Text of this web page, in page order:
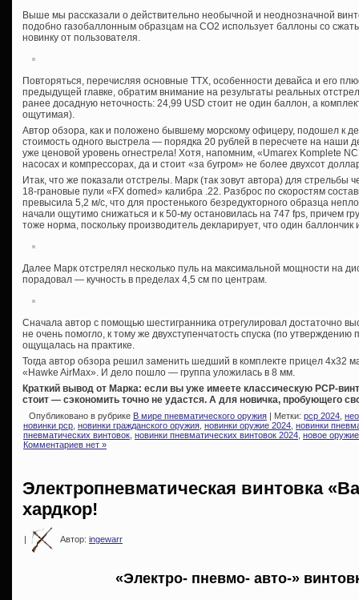
Выше мы рассказали о действительно необычной и неоднозначной
подобно газобаллонным образцам на СО2 использует баллоны со
новинку от пользователя.
Повторяться, перечисляя основные ТТХ, особенности девайса и его
предыдущей главке, обратим внимание на результаты реальных
ранее досадную неточность: 24,99 USD стоит не один баллон, а
ощутимая).
Автор обзора, как и положено бывшему морскому офицеру, подошел к
стоимость одного выстрела — порядка 20 рублей в пересчете на наши
уже ценовой уровень огнестрела! Хотя, напомним, «Umarex Komplete
насосах и компрессорах, да и стоит «за бугром» не более двухсот
Итак, что же показали отстрелы. Марк (так зовут автора) для стрельбы
18-грановые пули «FX domed» калибра .22. Разброс по скоростям
превысила 5,2 м/с, что для простенького безредукторного образца
начали ощутимо снижаться и к 50-му остановилась на 747 fps, причем
тоже норма, поскольку производитель декларирует, что один
Далее Марк отстрелял несколько пуль на максимальной мощности на
порадовал — кучность в пределах 4,5 см по центрам.
Сначала автор с помощью шестигранника отрегулировал достаточно
не очень помогло, к тому же двухступенчатость спуска (по утверждению
ощущалась на практике.
Тогда автор обзора решил заменить шедший в комплекте прицел 4х32
«Hawke AirMax». И дело пошло — группа уложилась в 8 мм.
Краткий вывод от Марка: если вы уже имеете классическую PCP-
стоит — сэкономить точно не удастся. А для новичка, пробующего
Опубликовано в рубрике В мире пневматического оружия | Метки: pcp 2024
новинки pcp новинки гражданского оружия новинки оружие 2024 новинки
пневматических винтовок новинки пневматических винтовок 2024 новое оружие
Комментариев нет »
Электропневматическая винтовка
хардкор!
| Автор: ingewarr
«Электро- пневмо- авто-»